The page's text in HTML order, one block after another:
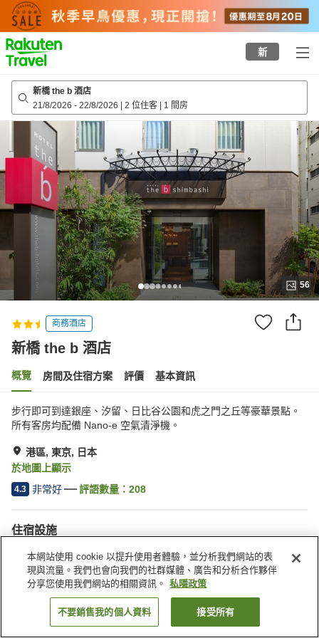
to
top
page
新
新橋 the b 酒店
21/8/2026 - 22/8/2026 | 2 位住客 | 1 間房
56
商務酒店
新橋 the b 酒店
概覽 房間及住宿方案 評價 基本資訊
步行即可到達銀座、汐留、日比谷公園和虎之門之丘等豪華景點。
所有客房均配備 Nano-e 空氣清淨機。
港區, 東京, 日本
於地圖上顯示
4.3 非常好 評語數量： 208
住宿設施
乾洗服務
喚醒服務
收費洗衣房
找客房
本網站使用 cookie 以提升使用者體驗，並分析我們網站的表
現與流量。我們也會向我們的社群媒體、廣告和分析合作夥伴
分享您使用我們網站的相關資訊。
私隱政策
不要銷售我的個人資料 接受所有